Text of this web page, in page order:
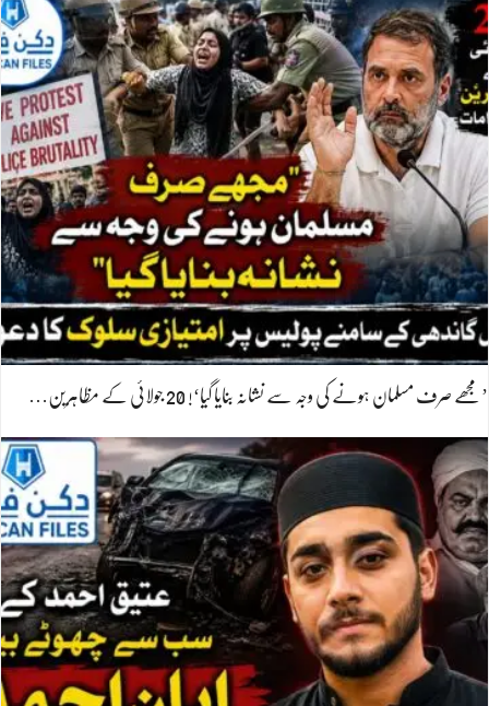
’مجھے صرف مسلمان ہونے کی وجہ سے نشانہ بنایا گیا‘! 20 جولائی کے مظاہرین…